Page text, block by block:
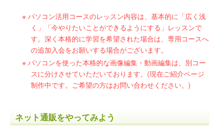
パソコン活用コースのレッスン内容は、基本的に「広く浅
く」「今やりたいことができるようにする」レッスンで
す。深く本格的に学習を希望された場合は、専用コースへ
の追加入会をお願いする場合がございます。
パソコンを使った本格的な画像編集・動画編集は、別コー
スに分けさせていただいております。(現在ご紹介ページ
制作中です。ご希望の方はお問い合わせください。)
ネット通販をやってみよう